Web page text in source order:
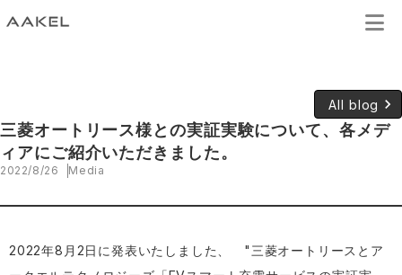
All blog keyboard_arrow_right
三菱オートリース様との実証実験について、各メデ
ィアにご紹介いただきました。
2022/8/26 Media
2022年8月2日に発表いたしました、 "三菱オートリースとア